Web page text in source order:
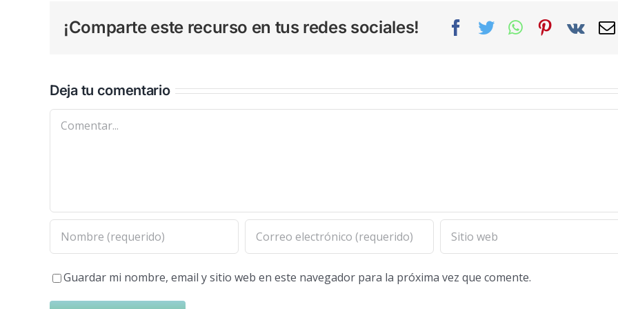
¡Comparte este recurso en tus redes sociales! Facebook
TwitterWhatsAppPinterest
Vk
Deja tu comentario
Comentar
Guardar mi nombre, email y sitio web en este navegador para la próxima vez que comente.